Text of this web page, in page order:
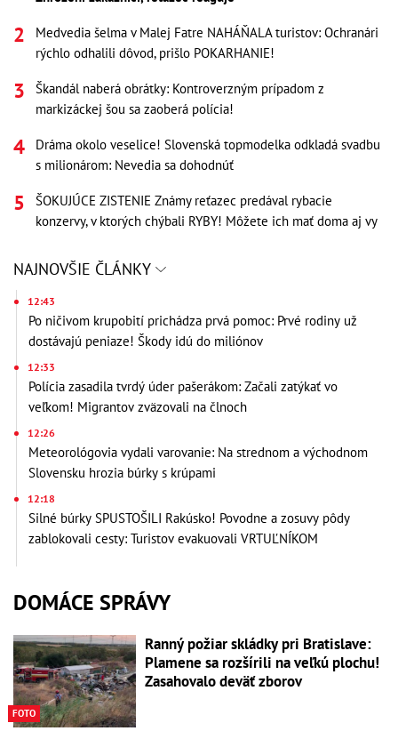
Medvedia šelma v Malej Fatre NAHÁŇALA turistov: Ochranári
rýchlo odhalili dôvod, prišlo POKARHANIE!
Škandál naberá obrátky: Kontroverzným prípadom z
markizáckej šou sa zaoberá polícia!
Dráma okolo veselice! Slovenská topmodelka odkladá svadbu
s milionárom: Nevedia sa dohodnúť
ŠOKUJÚCE ZISTENIE Známy reťazec predával rybacie
konzervy, v ktorých chýbali RYBY! Môžete ich mať doma aj vy
NAJNOVŠIE ČLÁNKY
12:43
Po ničivom krupobití prichádza prvá pomoc: Prvé rodiny už
dostávajú peniaze! Škody idú do miliónov
12:33
Polícia zasadila tvrdý úder pašerákom: Začali zatýkať vo
veľkom! Migrantov zväzovali na člnoch
12:26
Meteorológovia vydali varovanie: Na strednom a východnom
Slovensku hrozia búrky s krúpami
12:18
Silné búrky SPUSTOŠILI Rakúsko! Povodne a zosuvy pôdy
zablokovali cesty: Turistov evakuovali VRTUĽNÍKOM
DOMÁCE SPRÁVY
FOTO
Ranný požiar skládky pri Bratislave:
Plamene sa rozšírili na veľkú plochu!
Zasahovalo deväť zborov